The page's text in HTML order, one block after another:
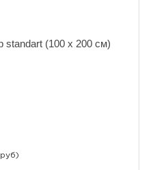
(100 х 200 см)